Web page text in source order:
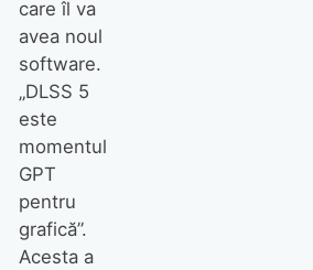
care îl va
avea noul
software.
„DLSS 5
este
momentul
GPT
pentru
grafică”.
Acesta a